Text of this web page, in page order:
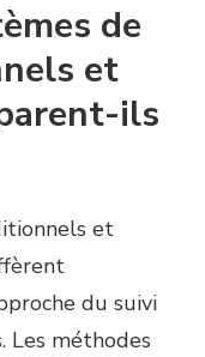
de
et
ils
et
du suivi
Les méthodes